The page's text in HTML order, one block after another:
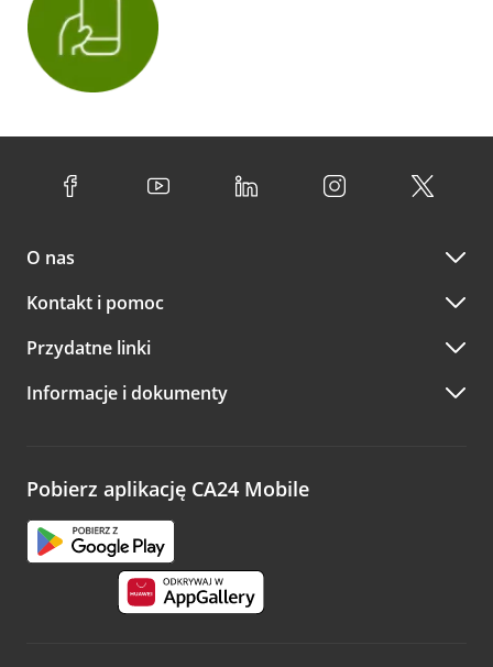
O nas
Kontakt i pomoc
Przydatne linki
Informacje i dokumenty
Pobierz aplikację CA24 Mobile